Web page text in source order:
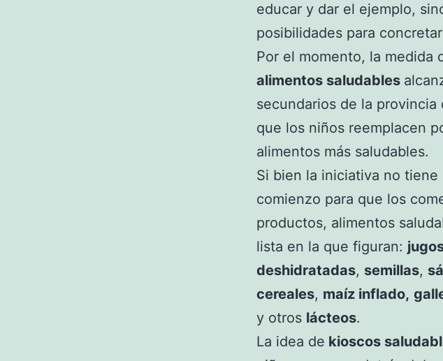
educar y dar el ejemplo,
posibilidades para
Por el momento, la medida
alimentos saludables
secundarios de la
que los niños reemplacen
alimentos más saludables.
Si bien la iniciativa no
comienzo para que los
productos, alimentos
lista en la que figuran:
deshidratadas, semillas,
cereales, maíz inflado,
y otros lácteos.
La idea de kioscos